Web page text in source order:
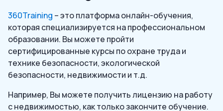
360Training – это платформа онлайн-обучения,
которая специализируется на профессиональном
образовании. Вы можете пройти
сертифицированные курсы по охране труда и
технике безопасности, экологической
безопасности, недвижимости и т.д.
Например, Вы можете получить лицензию на работу
с недвижимостью, как только закончите обучение.